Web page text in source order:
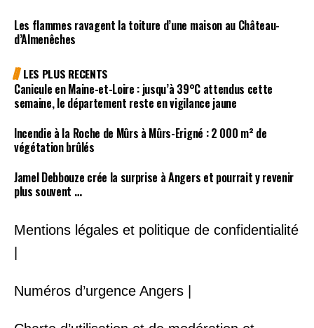
Les flammes ravagent la toiture d’une maison au Château-
d’Almenêches
LES PLUS RECENTS
Canicule en Maine-et-Loire : jusqu’à 39°C attendus cette
semaine, le département reste en vigilance jaune
Incendie à la Roche de Mûrs à Mûrs-Erigné : 2 000 m² de
végétation brûlés
Jamel Debbouze crée la surprise à Angers et pourrait y revenir
plus souvent …
Mentions légales et politique de confidentialité
Numéros d’urgence Angers |